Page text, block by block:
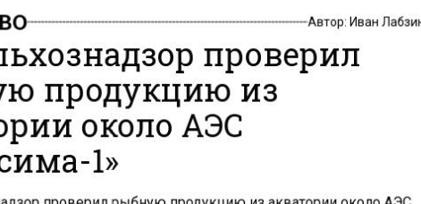
Автор:Иван Лабзин
проверил
продукцию из
около АЭС
1»